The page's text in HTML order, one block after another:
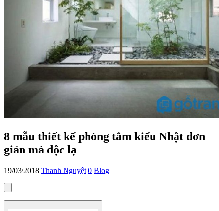
8 mẫu thiết kế phòng tắm kiểu Nhật đơn
giản mà độc lạ
19/03/2018 Thanh Nguyệt 0 Blog